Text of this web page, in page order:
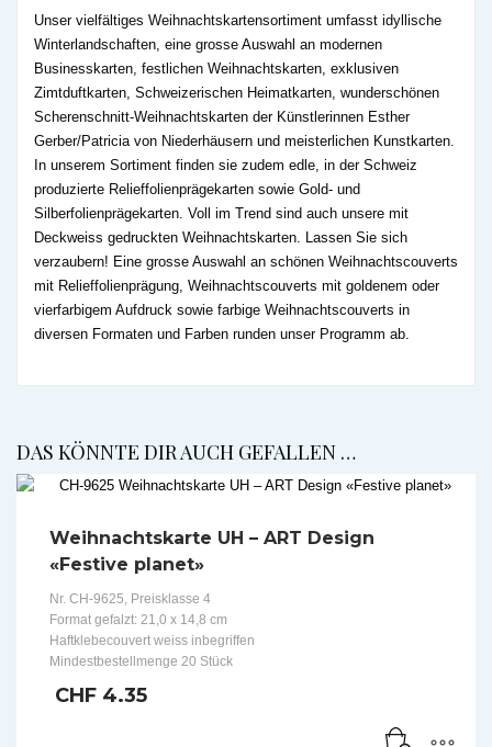
Unser vielfältiges Weihnachtskartensortiment umfasst idyllische
Winterlandschaften, eine grosse Auswahl an modernen
Businesskarten, festlichen Weihnachtskarten, exklusiven
Zimtduftkarten, Schweizerischen Heimatkarten, wunderschönen
Scherenschnitt-Weihnachtskarten der Künstlerinnen Esther
Gerber/Patricia von Niederhäusern und meisterlichen Kunstkarten.
In unserem Sortiment finden sie zudem edle, in der Schweiz
produzierte Relieffolienprägekarten sowie Gold- und
Silberfolienprägekarten. Voll im Trend sind auch unsere mit
Deckweiss gedruckten Weihnachtskarten. Lassen Sie sich
verzaubern! Eine grosse Auswahl an schönen Weihnachtscouverts
mit Relieffolienprägung, Weihnachtscouverts mit goldenem oder
vierfarbigem Aufdruck sowie farbige Weihnachtscouverts in
diversen Formaten und Farben runden unser Programm ab.
DAS KÖNNTE DIR AUCH GEFALLEN …
Weihnachtskarte UH – ART Design
«Festive planet»
Nr. CH-9625, Preisklasse 4
Format gefalzt: 21,0 x 14,8 cm
Haftklebecouvert weiss inbegriffen
Mindestbestellmenge 20 Stück
CHF 4.35